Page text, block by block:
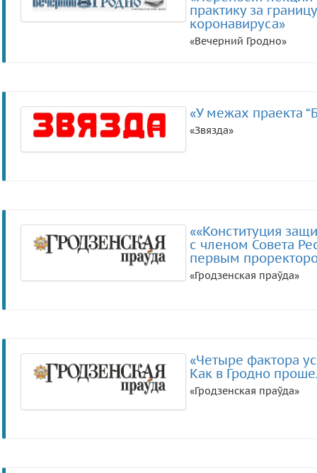
практику за
коронавируса»
«Вечерний Гродно»
«У межах праекта
«Звязда»
««Конституция
с членом Совета
первым
«Гродзенская праўда»
«Четыре фактора
Как в Гродно
«Гродзенская праўда»